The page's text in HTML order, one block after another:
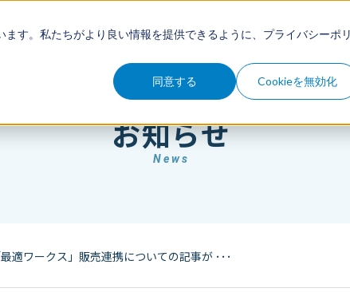
す。私たちがより良い情報を提供できるように、 プライバシーポ
同意する Cookieを無効化
セミナー コラム お知らせ
お知らせ
News
適ワークス」販売連携についての記事が ･･･